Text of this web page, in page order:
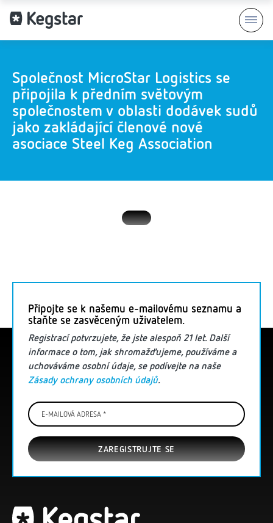
Společnost MicroStar Logistics se
připojila k předním světovým
společnostem v oblasti dodávek sudů
jako zakládající členové nové
asociace Steel Keg Association
Připojte se k našemu e-mailovému seznamu a
staňte se zasvěceným uživatelem.
Registrací potvrzujete, že jste alespoň 21 let. Další
informace o tom, jak shromažďujeme, používáme a
uchováváme osobní údaje, se podívejte na naše
Zásady ochrany osobních údajů.
E-
mailová
adresa
*